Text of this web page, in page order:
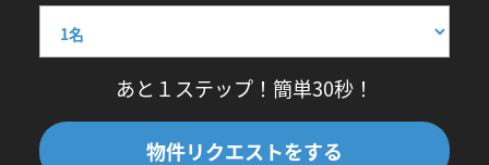
あと１ステップ！簡単30秒！
物件リクエストをする